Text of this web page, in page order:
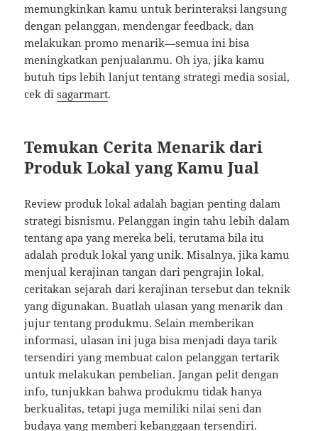
memungkinkan kamu untuk berinteraksi langsung
dengan pelanggan, mendengar feedback, dan
melakukan promo menarik—semua ini bisa
meningkatkan penjualanmu. Oh iya, jika kamu
butuh tips lebih lanjut tentang strategi media sosial,
cek disagarmart.
Temukan Cerita Menarik dari
Produk Lokal yang Kamu Jual
Review produk lokal adalah bagian penting dalam
strategi bisnismu. Pelanggan ingin tahu lebih dalam
tentang apa yang mereka beli, terutama bila itu
adalah produk lokal yang unik. Misalnya, jika kamu
menjual kerajinan tangan dari pengrajin lokal,
ceritakan sejarah dari kerajinan tersebut dan teknik
yang digunakan. Buatlah ulasan yang menarik dan
jujur tentang produkmu. Selain memberikan
informasi, ulasan ini juga bisa menjadi daya tarik
tersendiri yang membuat calon pelanggan tertarik
untuk melakukan pembelian. Jangan pelit dengan
info, tunjukkan bahwa produkmu tidak hanya
berkualitas, tetapi juga memiliki nilai seni dan
budaya yang memberi kebanggaan tersendiri.